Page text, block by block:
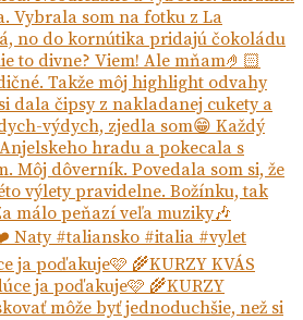
ja poďakuje🩷 🌾KURZY KVÁS